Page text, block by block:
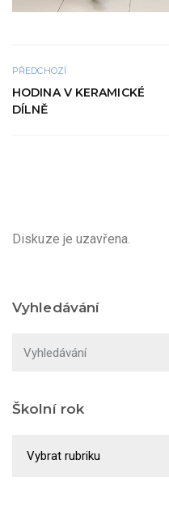
PŘEDCHOZÍ
HODINA V KERAMICKÉ
DÍLNĚ
Diskuze je uzavřena.
Vyhledávání
Školní rok
rok